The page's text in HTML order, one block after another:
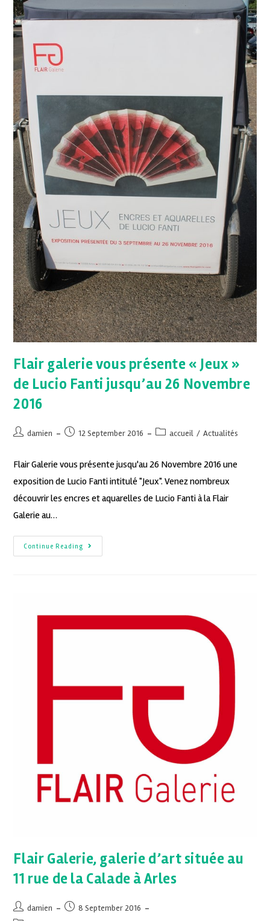
Flair galerie vous présente « Jeux »
de Lucio Fanti jusqu’au 26 Novembre
2016
damien 12 September 2016 accueil / Actualités
Flair Galerie vous présente jusqu'au 26 Novembre 2016 une
exposition de Lucio Fanti intitulé "Jeux". Venez nombreux
découvrir les encres et aquarelles de Lucio Fanti à la Flair
Galerie au…
Continue Reading
Flair Galerie, galerie d’art située au
11 rue de la Calade à Arles
damien
8 September 2016